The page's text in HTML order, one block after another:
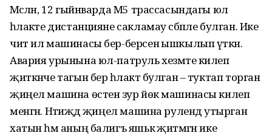
Мәсәлән, 12 гыйнварда М5 трассасындагы юл
һәлакәте дистанцияне сакламау сәбәпле булган. Ике
чит ил машинасы бер-берсенә ышкылып үткән.
Авария урынына юл-патруль хезмәте килеп
җиткәнче тагын бер һәлакәт булган – туктап торган
җиңел машина өстенә зур йөк машинасы килеп
менгән. Нәтиҗәдә җиңел машина рулендә утырган
хатын һәм аның балигъ яшькә җитмәгән ике